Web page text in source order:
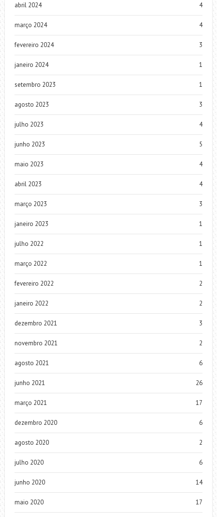
abril 2024 4
março 2024 4
fevereiro 2024 3
janeiro 2024 1
setembro 2023 1
agosto 2023 3
julho 2023 4
junho 2023 5
maio 2023 4
abril 2023 4
março 2023 3
janeiro 2023 1
julho 2022 1
março 2022 1
fevereiro 2022 2
janeiro 2022 2
dezembro 2021 3
novembro 2021 2
agosto 2021 6
junho 2021 26
março 2021 17
dezembro 2020 6
agosto 2020 2
julho 2020 6
junho 2020 14
maio 2020 17